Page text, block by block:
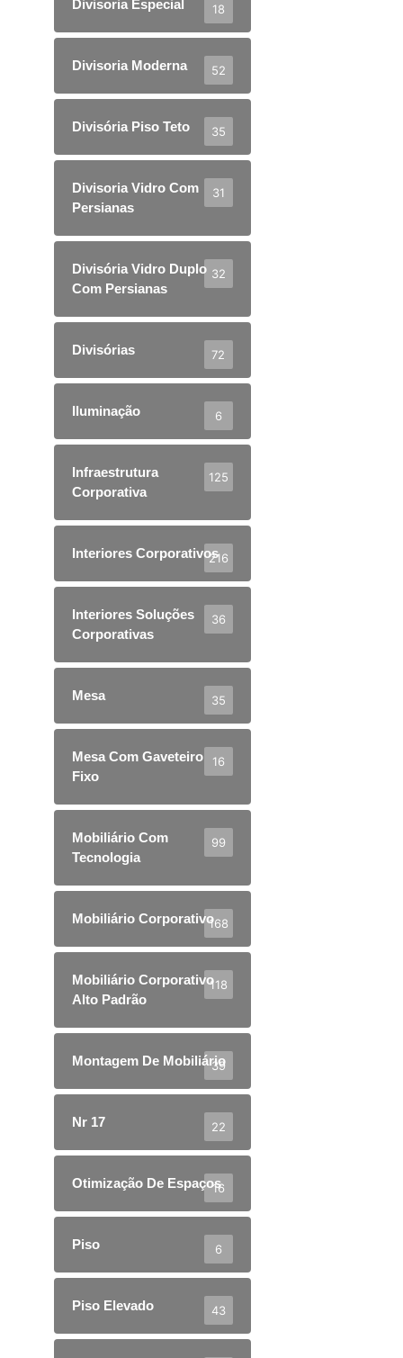
Divisoria Especial 18
Divisoria Moderna 52
Divisória Piso Teto 35
Divisoria Vidro Com
Persianas
31
Divisória Vidro Duplo
Com Persianas
32
Divisórias 72
Iluminação 6
Infraestrutura
Corporativa
125
Interiores Corporativos216
Interiores Soluções
Corporativas
36
Mesa 35
Mesa Com Gaveteiro
Fixo
16
Mobiliário Com
Tecnologia
99
Mobiliário Corporativo168
Mobiliário Corporativo
Alto Padrão
118
Montagem De Mobiliário
39
Nr 17 22
Otimização De Espaços
16
Piso 6
Piso Elevado 43